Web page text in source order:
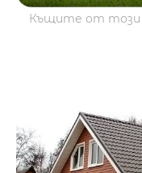
Къщите от този